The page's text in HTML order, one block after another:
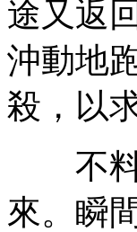
途又返
沖動地
殺，以
不料
來。瞬